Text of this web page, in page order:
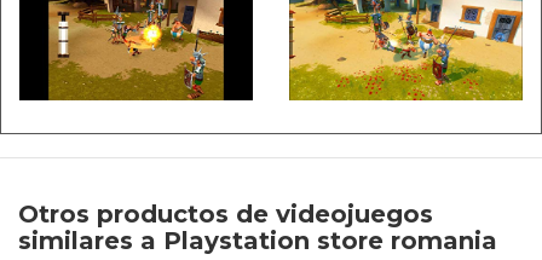
Otros productos de videojuegos
similares a Playstation store romania